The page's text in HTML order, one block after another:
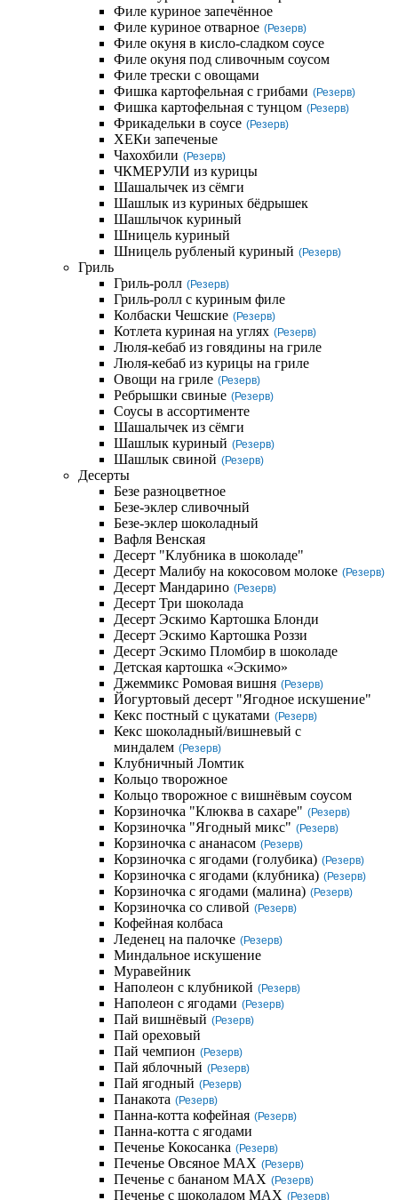
Филе куриное запечённое
Филе куриное отварное (Резерв)
Филе окуня в кисло-сладком соусе
Филе окуня под сливочным соусом
Филе трески с овощами
Фишка картофельная с грибами (Резерв)
Фишка картофельная с тунцом (Резерв)
Фрикадельки в соусе (Резерв)
ХЕКи запеченые
Чахохбили (Резерв)
ЧКМЕРУЛИ из курицы
Шашалычек из сёмги
Шашлык из куриных бёдрышек
Шашлычок куриный
Шницель куриный
Шницель рубленый куриный (Резерв)
Гриль
Гриль-ролл (Резерв)
Гриль-ролл с куриным филе
Колбаски Чешские (Резерв)
Котлета куриная на углях (Резерв)
Люля-кебаб из говядины на гриле
Люля-кебаб из курицы на гриле
Овощи на гриле (Резерв)
Ребрышки свиные (Резерв)
Соусы в ассортименте
Шашалычек из сёмги
Шашлык куриный (Резерв)
Шашлык свиной (Резерв)
Десерты
Безе разноцветное
Безе-эклер сливочный
Безе-эклер шоколадный
Вафля Венская
Десерт "Клубника в шоколаде"
Десерт Малибу на кокосовом молоке (Резерв)
Десерт Мандарино (Резерв)
Десерт Три шоколада
Десерт Эскимо Картошка Блонди
Десерт Эскимо Картошка Роззи
Десерт Эскимо Пломбир в шоколаде
Детская картошка «Эскимо»
Джеммикс Ромовая вишня (Резерв)
Йогуртовый десерт "Ягодное искушение"
Кекс постный с цукатами (Резерв)
Кекс шоколадный/вишневый с
миндалем (Резерв)
Клубничный Ломтик
Кольцо творожное
Кольцо творожное с вишнёвым соусом
Корзиночка "Клюква в сахаре" (Резерв)
Корзиночка "Ягодный микс" (Резерв)
Корзиночка с ананасом (Резерв)
Корзиночка с ягодами (голубика) (Резерв)
Корзиночка с ягодами (клубника) (Резерв)
Корзиночка с ягодами (малина) (Резерв)
Корзиночка со сливой (Резерв)
Кофейная колбаса
Леденец на палочке (Резерв)
Миндальное искушение
Муравейник
Наполеон с клубникой (Резерв)
Наполеон с ягодами (Резерв)
Пай вишнёвый (Резерв)
Пай ореховый
Пай чемпион (Резерв)
Пай яблочный (Резерв)
Пай ягодный (Резерв)
Панакота (Резерв)
Панна-котта кофейная (Резерв)
Панна-котта с ягодами
Печенье Кокосанка (Резерв)
Печенье Овсяное MAX (Резерв)
Печенье с бананом MAX (Резерв)
Печенье с шоколадом MAX (Резерв)